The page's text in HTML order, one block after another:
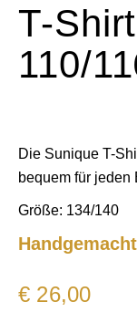
T-
110/
Die Sunique T-
bequem für jeden
Größe: 134/140
€ 26,00